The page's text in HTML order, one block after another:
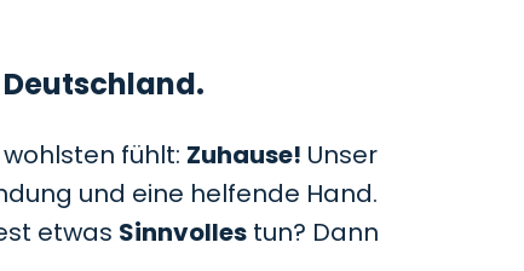
fühlt: Zuhause! Unser
und eine helfende Hand.
etwas Sinnvolles tun? Dann